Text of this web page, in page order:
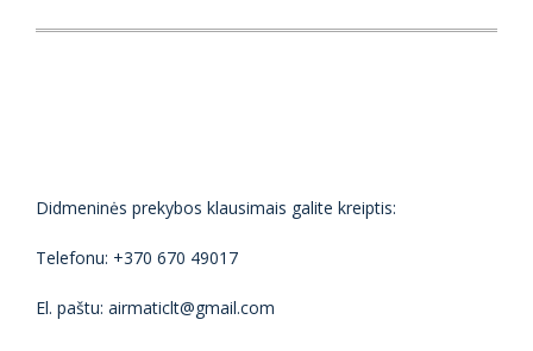
Didmeninės prekybos klausimais galite kreiptis:
Telefonu: +370 670 49017
El. paštu: airmaticlt@gmail.com